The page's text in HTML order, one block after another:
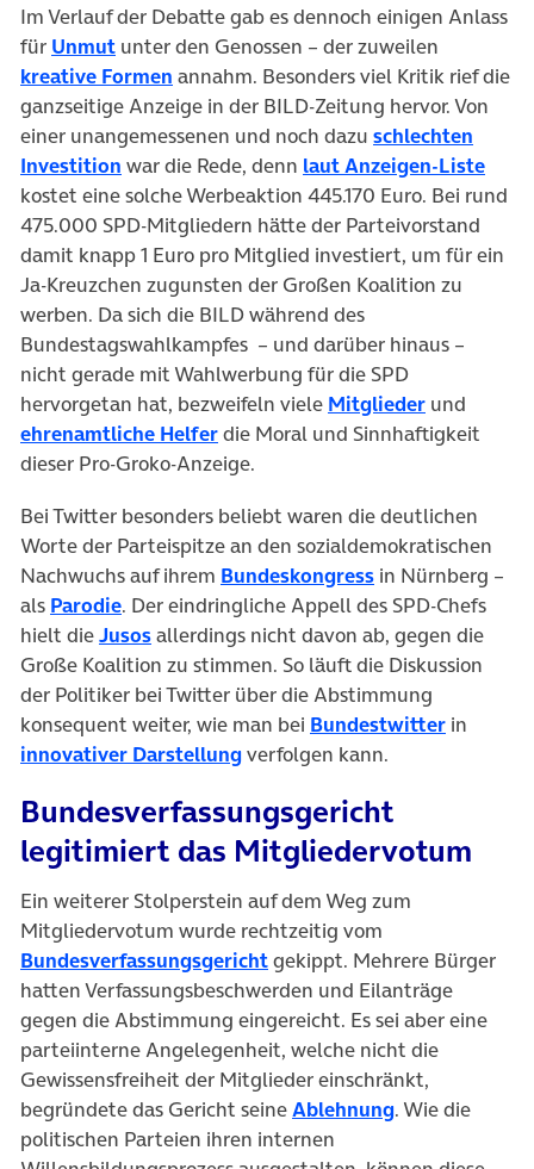
Im Verlauf der Debatte gab es dennoch einigen Anlass
für Unmut unter den Genossen – der zuweilen
kreative Formen annahm. Besonders viel Kritik rief die
ganzseitige Anzeige in der BILD-Zeitung hervor. Von
einer unangemessenen und noch dazu schlechten
Investition war die Rede, denn laut Anzeigen-Liste
kostet eine solche Werbeaktion 445.170 Euro. Bei rund
475.000 SPD-Mitgliedern hätte der Parteivorstand
damit knapp 1 Euro pro Mitglied investiert, um für ein
Ja-Kreuzchen zugunsten der Großen Koalition zu
werben. Da sich die BILD während des
Bundestagswahlkampfes – und darüber hinaus –
nicht gerade mit Wahlwerbung für die SPD
hervorgetan hat, bezweifeln viele Mitglieder und
ehrenamtliche Helferdie Moral und Sinnhaftigkeit
dieser Pro-Groko-Anzeige.
Bei Twitter besonders beliebt waren die deutlichen
Worte der Parteispitze an den sozialdemokratischen
Nachwuchs auf ihrem Bundeskongress in Nürnberg –
als Parodie. Der eindringliche Appell des SPD-Chefs
hielt dieJusosallerdings nicht davon ab, gegen die
Große Koalition zu stimmen. So läuft die Diskussion
der Politiker bei Twitter über die Abstimmung
konsequent weiter, wie man bei Bundestwitter in
innovativer Darstellungverfolgen kann.
Bundesverfassungsgericht
legitimiert das Mitgliedervotum
Ein weiterer Stolperstein auf dem Weg zum
Mitgliedervotum wurde rechtzeitig vom
Bundesverfassungsgerichtgekippt. Mehrere Bürger
hatten Verfassungsbeschwerden und Eilanträge
gegen die Abstimmung eingereicht. Es sei aber eine
parteiinterne Angelegenheit, welche nicht die
Gewissensfreiheit der Mitglieder einschränkt,
begründete das Gericht seineAblehnung. Wie die
politischen Parteien ihren internen